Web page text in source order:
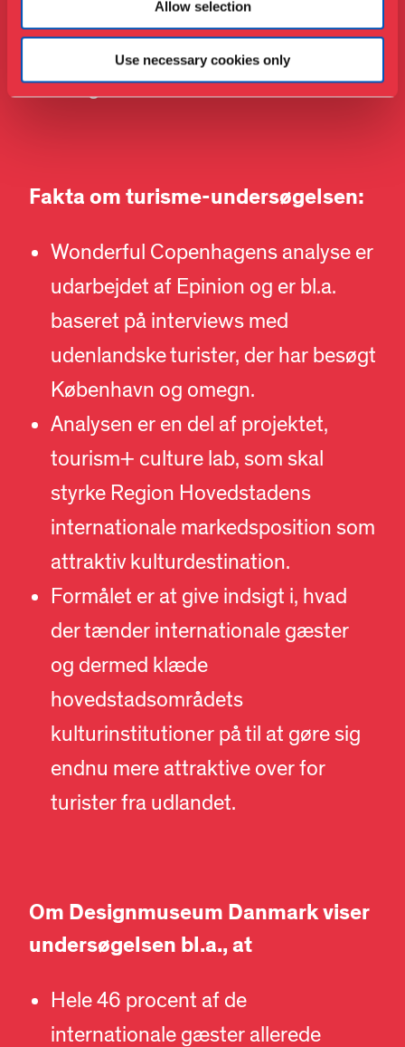
Allow selection
Use necessary cookies only
Magazine, udnævnt til at være
blandt verdens 8 bedste
designmuseer.
Fakta om turisme-undersøgelsen:
Wonderful Copenhagens analyse er
udarbejdet af Epinion og er bl.a.
baseret på interviews med
udenlandske turister, der har besøgt
København og omegn.
Analysen er en del af projektet,
tourism+ culture lab, som skal
styrke Region Hovedstadens
internationale markedsposition som
attraktiv kulturdestination.
Formålet er at give indsigt i, hvad
der tænder internationale gæster
og dermed klæde
hovedstadsområdets
kulturinstitutioner på til at gøre sig
endnu mere attraktive over for
turister fra udlandet.
Om Designmuseum Danmark viser
undersøgelsen bl.a., at
Hele 46 procent af de
internationale gæster allerede